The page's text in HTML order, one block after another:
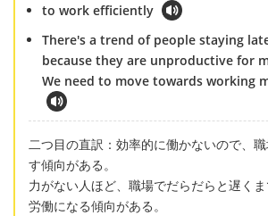
to work efficiently
There's a trend of people staying
because they are unproductive for
We need to move towards working
二つ目の直訳：効率的に働かないので、
す傾向がある。
力がない人ほど、職場でだらだらと遅く
労働になる傾向がある。